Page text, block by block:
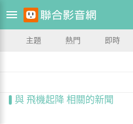
主題 熱門 即時
與 飛機起降 相關的新聞